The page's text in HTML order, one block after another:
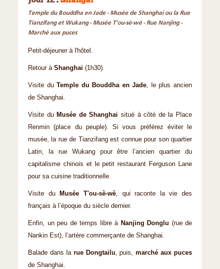
Temple du Bouddha en Jade - Musée de Shanghai ou la Rue
Tianzifang et Wukang - Musée T'ou-sè-wè - Rue Nanjing -
Marché aux puces
Petit-déjeuner à l'hôtel.
Retour à Shanghai (1h30).
Visite duTemple du Bouddha en Jade, le plus ancien
de Shanghai.
Visite du Musée de Shanghaisitué à côté de la Place
Renmin (place du peuple). Si vous préférez éviter le
musée, la rue de Tianzifang est connue pour son quartier
Latin, la rue Wukang pour être l’ancien quartier du
capitalisme chinois et le petit restaurant Ferguson Lane
pour sa cuisine traditionnelle.
Visite du Musée T'ou-sè-wè, qui raconte la vie des
français à l’époque du siècle dernier.
Enfin, un peu de temps libre à Nanjing Donglu (rue de
Nankin Est), l’artère commerçante de Shanghai.
Balade dans la rue Dongtailu, puis, marché aux puces
de Shanghai.